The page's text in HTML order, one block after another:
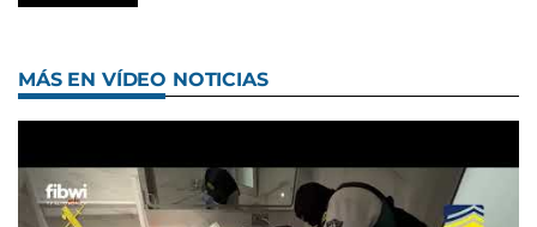
MÁS EN VÍDEO NOTICIAS